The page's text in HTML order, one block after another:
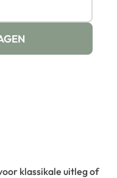
klassikale uitleg of